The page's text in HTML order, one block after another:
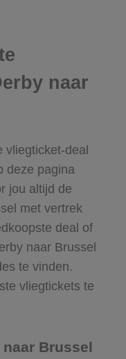
naar
vliegticket-deal
deze pagina
jou altijd de
met vertrek
deal of
naar Brussel
te vinden.
vliegtickets te
Brussel